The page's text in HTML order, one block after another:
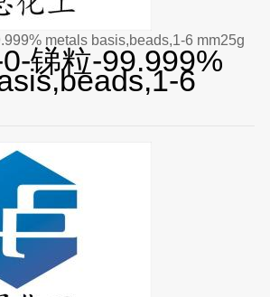
metals basis,beads,1-6 mm25g
锑粒-99.999%
6